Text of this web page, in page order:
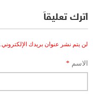
اترك تعليقاً
لن يتم نشر عنوان بريدك الإلكتروني.
الاسم *